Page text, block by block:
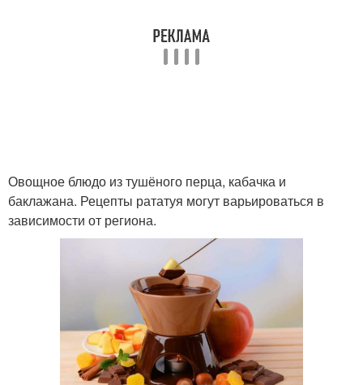
Овощное блюдо из тушёного перца, кабачка и
баклажана. Рецепты рататуя могут варьироваться в
зависимости от региона.